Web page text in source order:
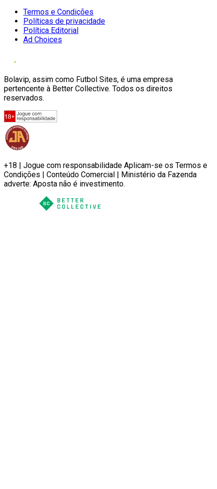
Termos e Condições
Políticas de privacidade
Política Editorial
Ad Choices
Bolavip, assim como Futbol Sites, é uma empresa
pertencente à Better Collective. Todos os direitos
reservados.
+18 | Jogue com responsabilidade Aplicam-se os Termos e
Condições | Conteúdo Comercial | Ministério da Fazenda
adverte: Aposta não é investimento.